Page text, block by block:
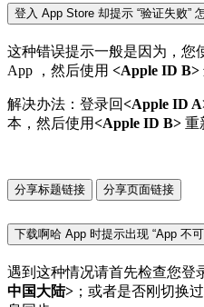
登入 App Store 却提示 “验证失败”
这种错误提示一般是因为，您
App ，然后使用 <Apple ID B>
解决办法：登录回<Apple ID
本，然后使用<Apple ID B> 重
分享标题链接 分享页面链接
下载啊哈 App 时提示出现 “App 不
遇到这种情况请首先检查您登
中国大陆> ；或者是否刚切换